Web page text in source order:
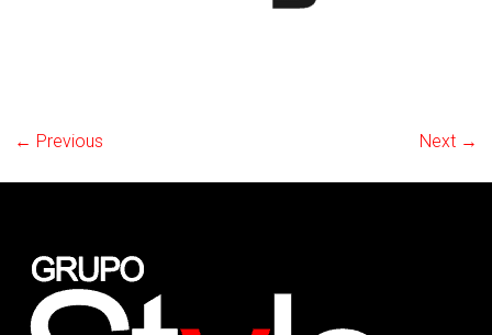
← Previous Next →